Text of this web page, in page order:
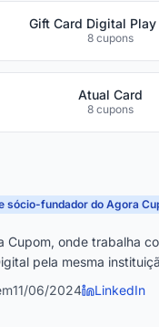
Gift Card Digital Play
8 cupons
Atual Card
8 cupons
sócio-fundador do Agora
Cupom, onde trabalha
pela mesma
11/06/2024 LinkedIn